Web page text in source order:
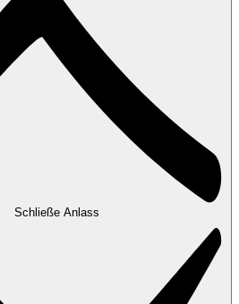
Schließe Anlass